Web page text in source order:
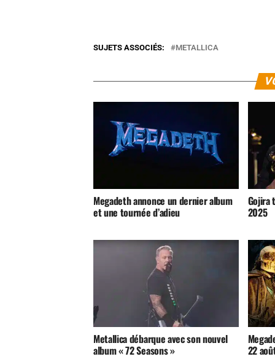
SUJETS ASSOCIÉS: METALLICA
Megadeth annonce un dernier album
et une tournée d’adieu
Gojira
2025
Metallica débarque avec son nouvel
album « 72 Seasons » 22